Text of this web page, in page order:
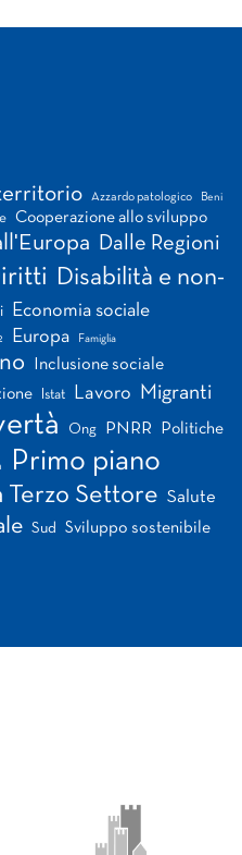
Azzardo patologico Beni
Cooperazione allo sviluppo
Dalle Regioni
Disabilità e non-
Economia sociale
Europa Famiglia
Inclusione sociale
Istat Lavoro Migranti
Ong PNRR Politiche
Primo piano
Terzo Settore Salute
Sud Sviluppo sostenibile